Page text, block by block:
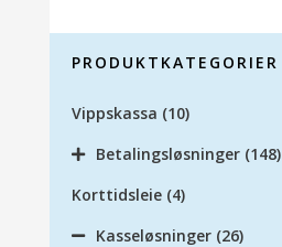
PRODUKTKATEGORIER
Vippskassa (10)
Betalingsløsninger (148)
Korttidsleie (4)
Kasseløsninger (26)